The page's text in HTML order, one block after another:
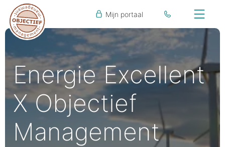
Mijn portaal
Energie Excellent
X Objectief
Management